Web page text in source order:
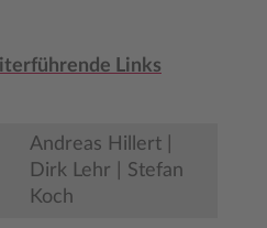
Links
Andreas Hillert |
Dirk Lehr | Stefan
Koch